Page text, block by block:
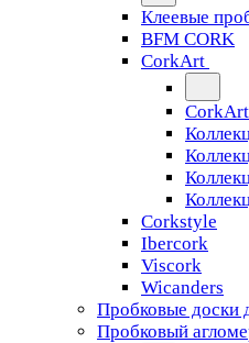
Клеевые
BFM CORK
CorkArt
CorkArt
Corkstyle
Ibercork
Viscork
Wicanders
Пробковые доски
Пробковый